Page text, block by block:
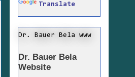
Translate
Dr. Bauer Bela www
Dr. Bauer Bela
Website